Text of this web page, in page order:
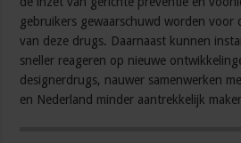
gebruikers gewaarschuwd worden voor
van deze drugs. Daarnaast kunnen
sneller reageren op nieuwe
designerdrugs, nauwer samenwerken
en Nederland minder aantrekkelijk